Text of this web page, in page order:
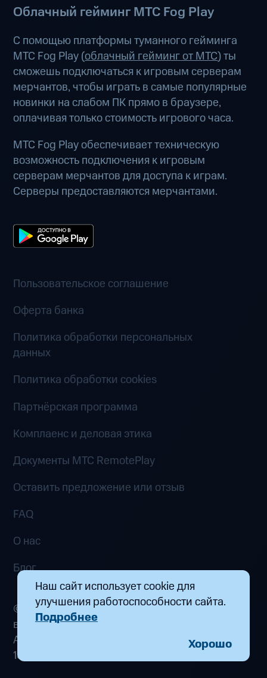
Наш сайт использует cookie для
улучшения работоспособности сайта.
Подробнее
Хорошо
Облачный гейминг МТС Fog Play
С помощью платформы туманного гейминга
МТС Fog Play (облачный гейминг от МТС) ты
сможешь подключаться к игровым серверам
мерчантов, чтобы играть в самые популярные
новинки на слабом ПК прямо в браузере,
оплачивая только стоимость игрового часа.
МТС Fog Play обеспечивает техническую
возможность подключения к игровым
серверам мерчантов для доступа к играм.
Серверы предоставляются мерчантами.
Пользовательское соглашение
Оферта банка
Политика обработки персональных
данных
Политика обработки cookies
Партнёрская программа
Комплаенс и деловая этика
Документы MTC RemotePlay
Оставить предложение или отзыв
FAQ
О нас
Блог
© 2026 ООО «Маркетплейс распределенных
вычислений». Все права защищены
Адрес: 115432, г. Москва, пр-кт Андропова, д.
18, к. 9 Почта: